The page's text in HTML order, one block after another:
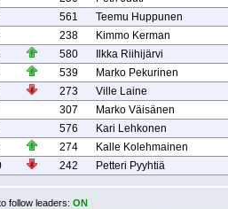
561
Teemu Huppunen
238
Kimmo Kerman
580
Ilkka Riihijärvi
539
Marko Pekurinen
273
Ville Laine
307
Marko Väisänen
576
Kari Lehkonen
274
Kalle Kolehmainen
242 Petteri Pyyhtiä
follow leaders: ON